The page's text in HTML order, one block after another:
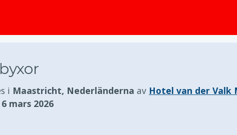
i Maastricht, Nederländerna av Hotel van der Valk
mars 2026